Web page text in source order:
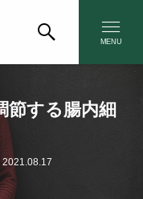
MENU
節する腸内細
2021.08.17